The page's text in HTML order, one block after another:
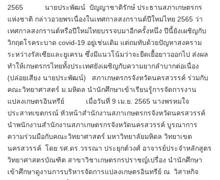
2565 นายประพัฒน์ ปัญญาชาติรักษ์ ประธานสภาเกษตรกร
แห่งชาติ กล่าวอวยพรเนื่องในเทศกาลสงกรานต์ปีใหม่ไทย 2565 ว่า
เทศกาลสงกรานต์หรือปีใหม่ไทยบรรจบมาอีกครั้งหนึ่ง ปีนี้ยังเผชิญกับ
วิกฤตโรคระบาด covid-19 อยู่เช่นเดิม แต่ถมทับด้วยปัญหาสงคราม
ระหว่างรัสเซียและยูเครน ซึ่งมีแนวโน้มว่าจะยืดเยื้อยาวออกไป ส่งผล
ทำให้เกษตรกรไทยทั้งประเทศยังเผชิญกับความยากลำบากต่อเนื่อง​
(ปล่อยเสียง​ นายป​ระพัฒน์) สภาเกษตรกรจังหวัด​นครสวรรค์ ร่วมกับ​
คณะ​วิทยาศาสตร์​ ม.มหิดล นำนักศึกษาเข้าเรียนรู้การจัดการงาน
แปลงเกษตรอินทรีย์ เมื่อวันที่ 9 เม.ย. 2565 นางพรหมใจ
ประสาทเขตกรณ์ หัวหน้าสำนักงานสภาเกษตรกรจังหวัดนครสวรรค์​
นำพนักงานสำนักงานสภาเกษตรกรจังหวัดนครสวรรค์ บูรณาการ
ความร่วมมือกับคณะวิทยาศาสตร์ มหาวิทยาลัยมหิดล วิทยาเขต
นครสวรรค์​ โดย รศ.ดร.วรรณา ประยุกต์วงศ์ อาจารย์​ประจำหลักสูตร
วิทยาศาสตรบัณฑิต สาขาวิชาเกษตรกรปราชญ์เปรื่อง​ นำนักศึกษา
เข้าศึกษาดูงานการบริหารจัดการแปลงเกษตรอินทรีย์ ณ วิสาหกิจ